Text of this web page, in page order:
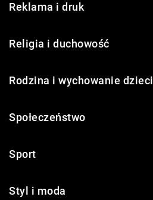
Reklama i druk
Religia i duchowość
Rodzina i wychowanie dzieci
Społeczeństwo
Sport
Styl i moda